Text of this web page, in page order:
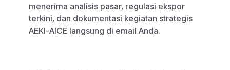
menerima analisis pasar, regulasi ekspor
terkini, dan dokumentasi kegiatan strategis
AEKI-AICE langsung di email Anda.